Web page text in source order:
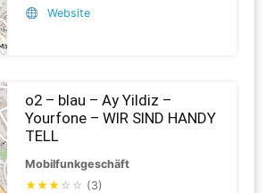
Website
o2 – blau – Ay Yildiz –
Yourfone – WIR SIND HANDY
TELL
Mobilfunkgeschäft
★★★ ☆ ☆ (3)